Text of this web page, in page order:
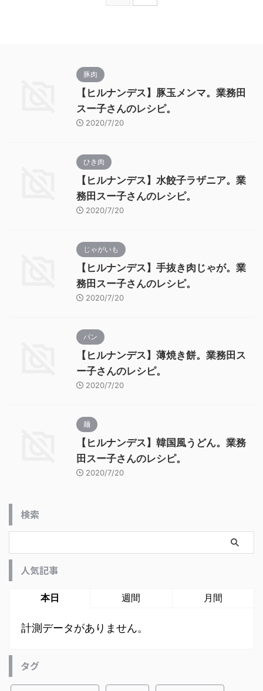
豚肉
【ヒルナンデス】豚玉メンマ。業務田
スー子さんのレシピ。
2020/7/20
ひき肉
【ヒルナンデス】水餃子ラザニア。業
務田スー子さんのレシピ。
2020/7/20
じゃがいも
【ヒルナンデス】手抜き肉じゃが。業
務田スー子さんのレシピ。
2020/7/20
パン
【ヒルナンデス】薄焼き餅。業務田ス
ー子さんのレシピ。
2020/7/20
麺
【ヒルナンデス】韓国風うどん。業務
田スー子さんのレシピ。
2020/7/20
検索
人気記事
本日 週間 月間
計測データがありません。
タグ